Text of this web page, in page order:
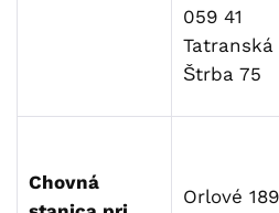
059 41
Tatranská
Štrba 75
Chovná
Orlové 189